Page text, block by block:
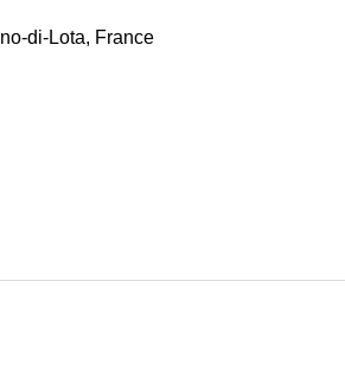
di-Lota, France